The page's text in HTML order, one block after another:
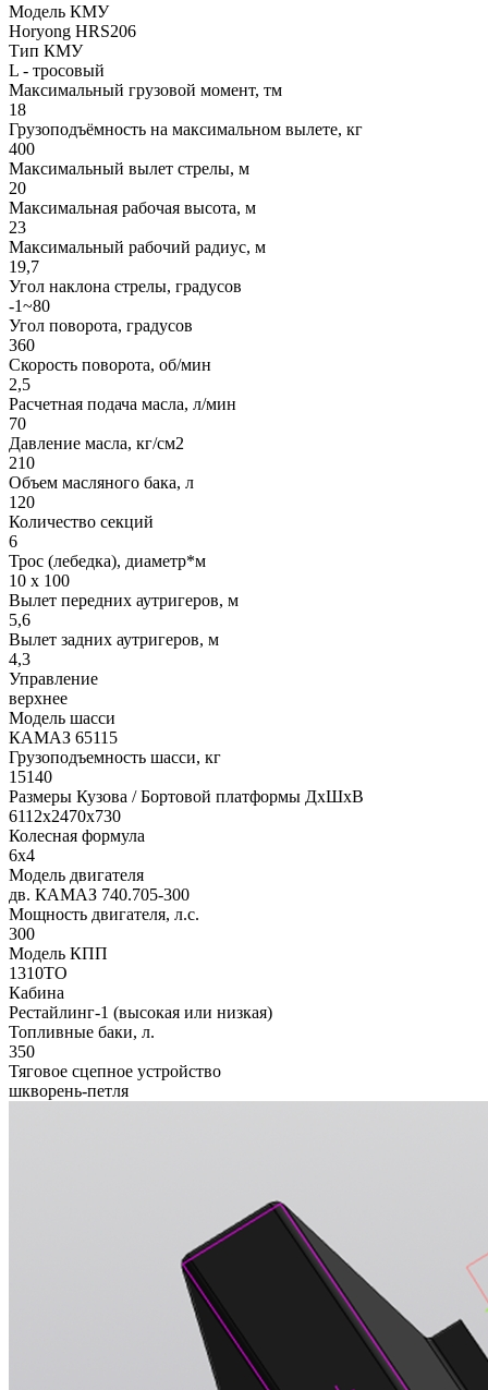
Модель КМУ
Horyong HRS206
Тип КМУ
L - тросовый
Максимальный грузовой момент, тм
18
Грузоподъёмность на максимальном вылете, кг
400
Максимальный вылет стрелы, м
20
Максимальная рабочая высота, м
23
Максимальный рабочий радиус, м
19,7
Угол наклона стрелы, градусов
-1~80
Угол поворота, градусов
360
Скорость поворота, об/мин
2,5
Расчетная подача масла, л/мин
70
Давление масла, кг/см2
210
Объем масляного бака, л
120
Количество секций
6
Трос (лебедка), диаметр*м
10 х 100
Вылет передних аутригеров, м
5,6
Вылет задних аутригеров, м
4,3
Управление
верхнее
Модель шасси
КАМАЗ 65115
Грузоподъемность шасси, кг
15140
Размеры Кузова / Бортовой платформы ДxШxВ
6112x2470x730
Колесная формула
6x4
Модель двигателя
дв. КАМАЗ 740.705-300
Мощность двигателя, л.с.
300
Модель КПП
1310TO
Кабина
Рестайлинг-1 (высокая или низкая)
Топливные баки, л.
350
Тяговое сцепное устройство
шкворень-петля